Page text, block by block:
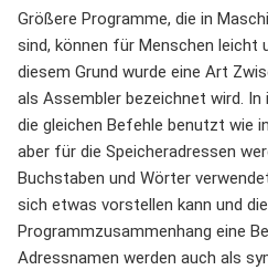
Größere Programme, die in
sind, können für Menschen leicht
diesem Grund wurde eine Art
als Assembler bezeichnet wird. In
die gleichen Befehle benutzt wie
aber für die Speicheradressen
Buchstaben und Wörter
sich etwas vorstellen kann und
Programmzusammenhang eine
Adressnamen werden auch als